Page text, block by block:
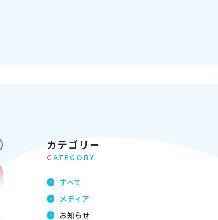
カテゴリー
C ATEGORY
すべて
メディア
お知らせ